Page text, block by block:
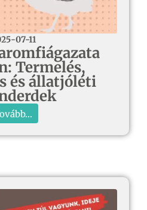
07-11
Termelés,
és állatjóléti